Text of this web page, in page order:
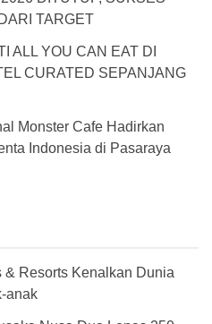
TARGET
ALL YOU CAN EAT DI
CURATED SEPANJANG
Monster Cafe Hadirkan
Indonesia di Pasaraya
Resorts Kenalkan Dunia
anak